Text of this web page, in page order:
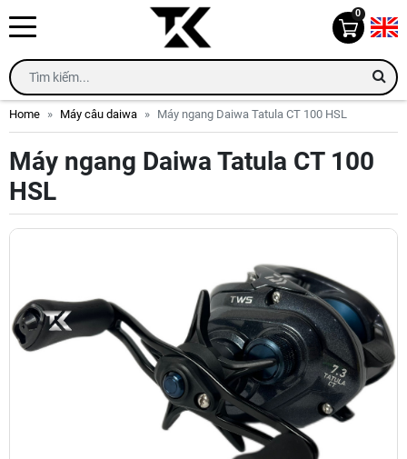
0
Home Máy câu daiwa Máy ngang Daiwa Tatula CT 100 HSL
Máy ngang Daiwa Tatula CT 100
HSL